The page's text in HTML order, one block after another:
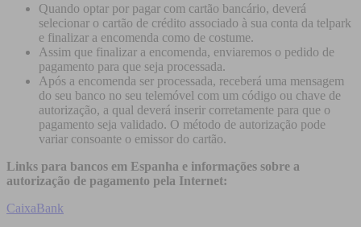
Quando optar por pagar com cartão bancário, deverá
selecionar o cartão de crédito associado à sua conta da telpark
e finalizar a encomenda como de costume.
Assim que finalizar a encomenda, enviaremos o pedido de
pagamento para que seja processada.
Após a encomenda ser processada, receberá uma mensagem
do seu banco no seu telemóvel com um código ou chave de
autorização, a qual deverá inserir corretamente para que o
pagamento seja validado. O método de autorização pode
variar consoante o emissor do cartão.
Links para bancos em Espanha e informações sobre a
autorização de pagamento pela Internet:
CaixaBank